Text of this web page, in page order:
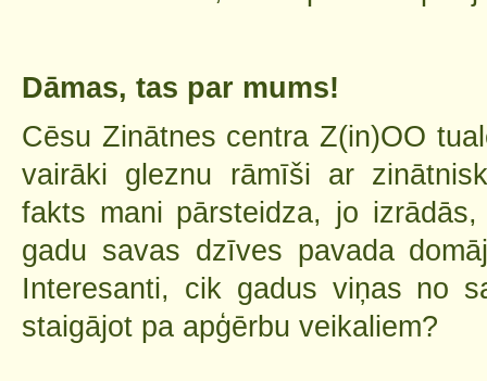
Dāmas, tas par mums!
Cēsu Zinātnes centra Z(in)OO
vairāki gleznu rāmīši ar
fakts mani pārsteidza, jo
gadu savas dzīves pavada
Interesanti, cik gadus viņas no
staigājot pa apģērbu veikaliem?